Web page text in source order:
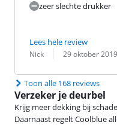
zeer slechte drukker
Lees hele review
Beoordeling door:
Nick
Datum: 29 oktober 2019
Toon alle 168 reviews
Verzeker je deurbel
Krijg meer dekking bij
Daarnaast regelt Coolblue